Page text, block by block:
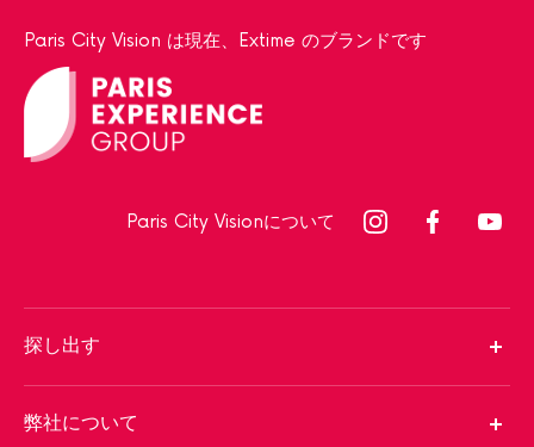
Paris City Vision は現在、Extime のブランドです
Paris City Visionについて
探し出す
弊社について